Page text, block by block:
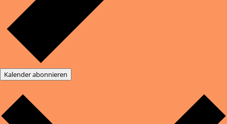
Kalender abonnieren